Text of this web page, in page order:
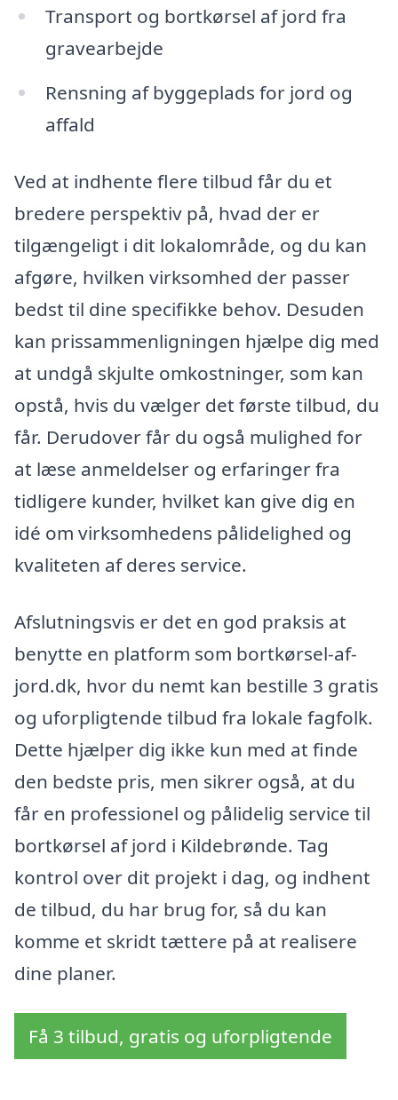
Transport og bortkørsel af jord fra
gravearbejde
Rensning af byggeplads for jord og
affald
Ved at indhente flere tilbud får du et
bredere perspektiv på, hvad der er
tilgængeligt i dit lokalområde, og du kan
afgøre, hvilken virksomhed der passer
bedst til dine specifikke behov. Desuden
kan prissammenligningen hjælpe dig med
at undgå skjulte omkostninger, som kan
opstå, hvis du vælger det første tilbud, du
får. Derudover får du også mulighed for
at læse anmeldelser og erfaringer fra
tidligere kunder, hvilket kan give dig en
idé om virksomhedens pålidelighed og
kvaliteten af deres service.
Afslutningsvis er det en god praksis at
benytte en platform som bortkørsel-af-
jord.dk, hvor du nemt kan bestille 3 gratis
og uforpligtende tilbud fra lokale fagfolk.
Dette hjælper dig ikke kun med at finde
den bedste pris, men sikrer også, at du
får en professionel og pålidelig service til
bortkørsel af jord i Kildebrønde. Tag
kontrol over dit projekt i dag, og indhent
de tilbud, du har brug for, så du kan
komme et skridt tættere på at realisere
dine planer.
Få 3 tilbud, gratis og uforpligtende